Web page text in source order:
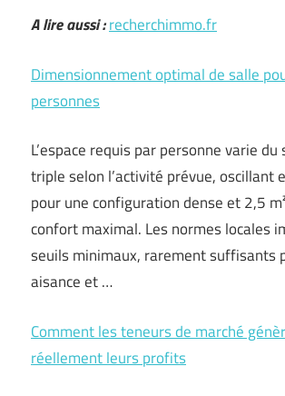
A lire aussi :recherchimmo.fr
Dimensionnement optimal de salle
personnes
L’espace requis par personne varie du
triple selon l’activité prévue, oscillant
pour une configuration dense et 2,5
confort maximal. Les normes locales
seuils minimaux, rarement suffisants
aisance et …
Comment les teneurs de marché
réellement leurs profits